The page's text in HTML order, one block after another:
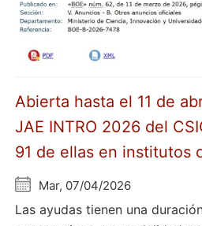
Abierta hasta el 11 de
JAE INTRO 2026 del
91 de ellas en institutos
Mar, 07/04/2026
Las ayudas tienen una